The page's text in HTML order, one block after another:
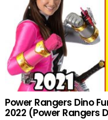
Power Rangers Dino
2022 (Power Rangers